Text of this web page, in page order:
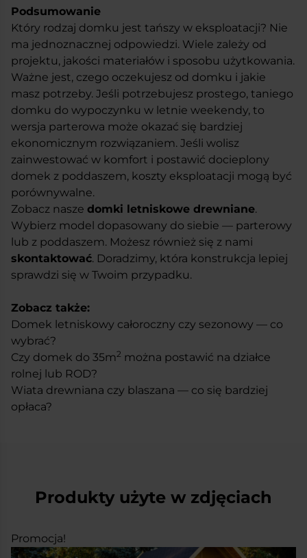
Podsumowanie
Który rodzaj domku jest tańszy w eksploatacji? Nie
ma jednoznacznej odpowiedzi. Wiele zależy od
projektu, jakości materiałów i sposobu użytkowania.
Ważne jest, czego oczekujesz od domku i jakie
masz potrzeby. Jeśli potrzebujesz prostego, taniego
domku do wypoczynku w letnie weekendy, to
wersja parterowa może okazać się bardziej
ekonomicznym rozwiązaniem. Jeśli wolisz
zainwestować w komfort i postawić docieplony
domek z poddaszem, koszty eksploatacji mogą być
porównywalne.
Zobacz nasze domki letniskowe drewniane.
Wybierz model dopasowany do siebie — parterowy
lub z poddaszem. Możesz również się z nami
skontaktować. Doradzimy, która konstrukcja lepiej
sprawdzi się w Twoim przypadku.
Zobacz także:
Domek letniskowy całoroczny czy sezonowy — co
wybrać?
Czy domek do 35m2 można postawić na działce
rolnej lub ROD?
Wiata drewniana czy blaszana — co się bardziej
opłaca?
Produkty użyte w zdjęciach
Promocja!